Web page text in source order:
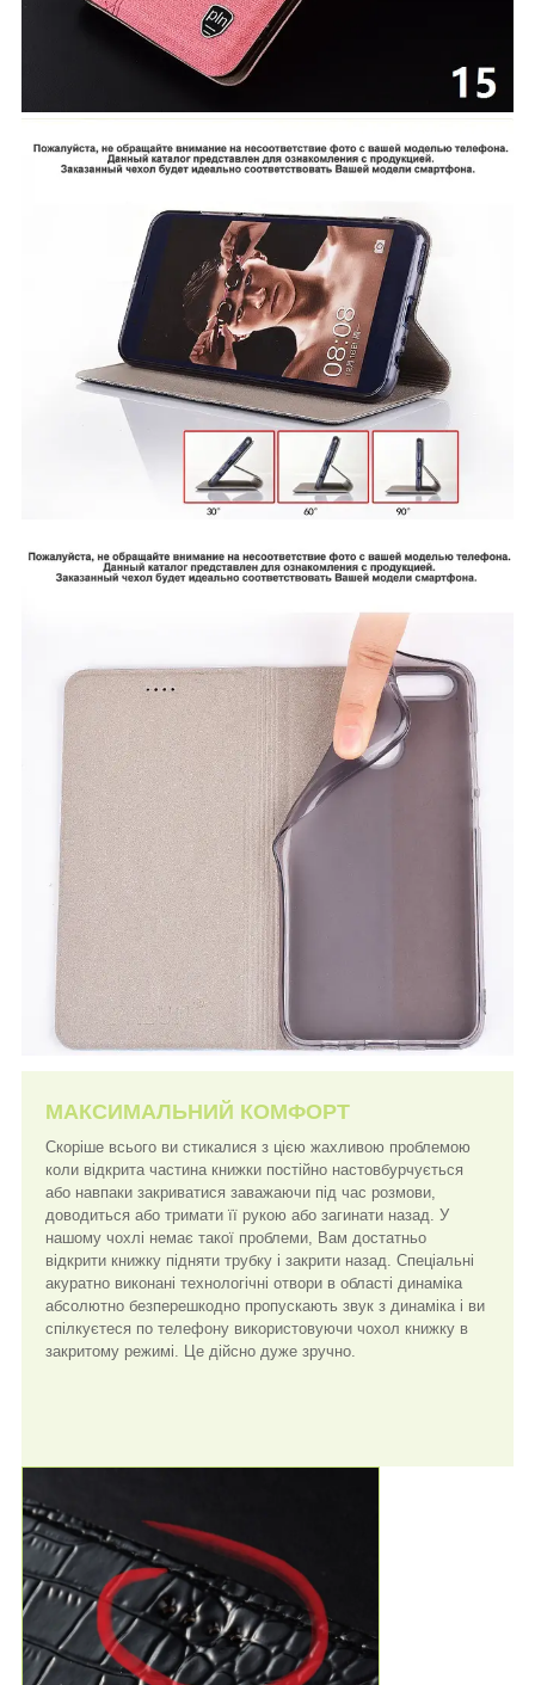
МАКСИМАЛЬНИЙ КОМФОРТ
Скоріше всього ви стикалися з цією жахливою проблемою
коли відкрита частина книжки постійно настовбурчується
або навпаки закриватися заважаючи під час розмови,
доводиться або тримати її рукою або загинати назад. У
нашому чохлі немає такої проблеми, Вам достатньо
відкрити книжку підняти трубку і закрити назад. Спеціальні
акуратно виконані технологічні отвори в області динаміка
абсолютно безперешкодно пропускають звук з динаміка і ви
спілкуєтеся по телефону використовуючи чохол книжку в
закритому режимі. Це дійсно дуже зручно.